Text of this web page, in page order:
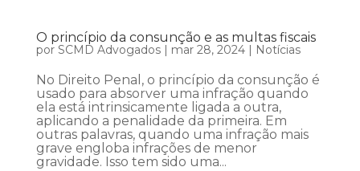
O princípio da consunção e as multas fiscais
por SCMD Advogados| mar 28, 2024| Notícias
No Direito Penal, o princípio da consunção é
usado para absorver uma infração quando
ela está intrinsicamente ligada a outra,
aplicando a penalidade da primeira. Em
outras palavras, quando uma infração mais
grave engloba infrações de menor
gravidade. Isso tem sido uma...